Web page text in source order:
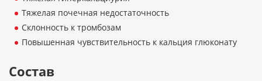
Тяжелая почечная недостаточность
Склонность к тромбозам
Повышенная чувствительность к кальция глюконату
Состав